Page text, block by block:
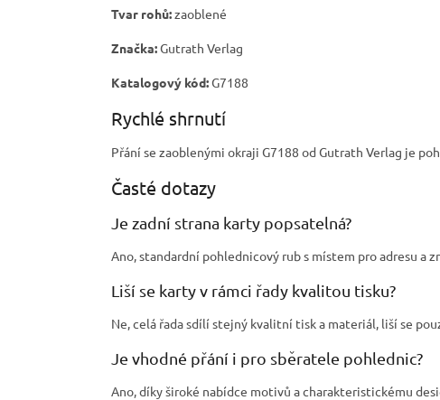
Tvar rohů:zaoblené
Značka:Gutrath Verlag
Katalogový kód:G7188
Rychlé shrnutí
Přání se zaoblenými okraji G7188 od Gutrath Verlag je
Časté dotazy
Je zadní strana karty popsatelná?
Ano, standardní pohlednicový rub s místem pro adresu a
Liší se karty v rámci řady kvalitou tisku?
Ne, celá řada sdílí stejný kvalitní tisk a materiál, liší se
Je vhodné přání i pro sběratele pohlednic?
Ano, díky široké nabídce motivů a charakteristickému